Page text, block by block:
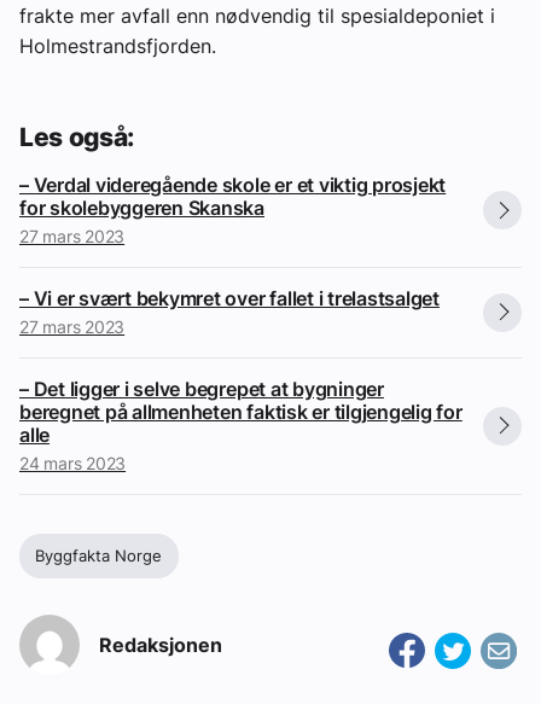
frakte mer avfall enn nødvendig til spesialdeponiet i
Holmestrandsfjorden.
Les også:
– Verdal videregående skole er et viktig prosjekt
for skolebyggeren Skanska
27 mars 2023
– Vi er svært bekymret over fallet i trelastsalget
27 mars 2023
– Det ligger i selve begrepet at bygninger
beregnet på allmenheten faktisk er tilgjengelig for
alle
24 mars 2023
Byggfakta Norge
Redaksjonen